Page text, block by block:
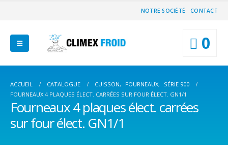
NOTRE SOCIÉTÉ CONTACT
0
ACCUEIL CATALOGUE CUISSON, FOURNEAUX,
SÉRIE 900
FOURNEAUX 4 PLAQUES ÉLECT. CARRÉES SUR FOUR ÉLECT. GN1/1
Fourneaux 4 plaques élect. carrées
sur four élect. GN1/1